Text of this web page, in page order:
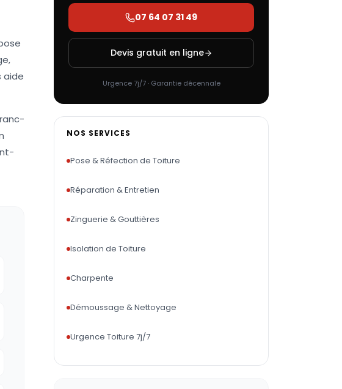
aide
07 64 07 31 49
Devis gratuit en ligne
Urgence 7j/7 · Garantie décennale
NOS SERVICES
Pose & Réfection de Toiture
Réparation & Entretien
Zinguerie & Gouttières
Isolation de Toiture
Charpente
Démoussage & Nettoyage
Urgence Toiture 7j/7